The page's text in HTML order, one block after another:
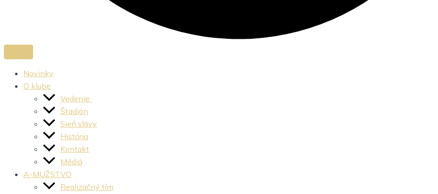
Novinky
O klube
Vedenie
Štadión
Sieň slávy
História
Kontakt
Médiá
A-MUŽSTVO
Realizačný tím